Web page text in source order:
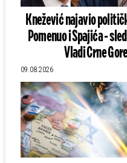
Knežević najavio
Pomenuo i Spajića -
Vladi Crne
09.08.2026